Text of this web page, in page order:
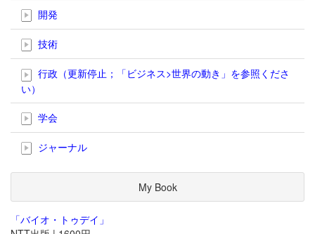
開発
技術
行政（更新停止；「ビジネス>世界の動き」を参照くださ
い）
学会
ジャーナル
My Book
「バイオ・トゥデイ」